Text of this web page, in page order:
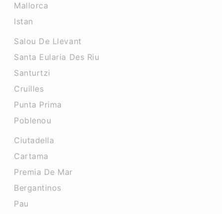
Mallorca
Istan
Salou De Llevant
Santa Eularia Des Riu
Santurtzi
Cruilles
Punta Prima
Poblenou
Ciutadella
Cartama
Premia De Mar
Bergantinos
Pau